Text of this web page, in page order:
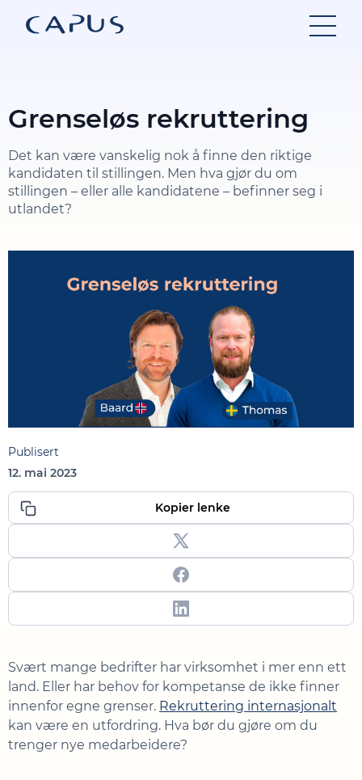
innhold
Grenseløs rekruttering
Det kan være vanskelig nok å finne den riktige
kandidaten til stillingen. Men hva gjør du om
stillingen – eller alle kandidatene – befinner seg i
utlandet?
Publisert
12. mai 2023
Kopier lenke
Svært mange bedrifter har virksomhet i mer enn ett
land. Eller har behov for kompetanse de ikke finner
innenfor egne grenser. Rekruttering internasjonalt
kan være en utfordring. Hva bør du gjøre om du
trenger nye medarbeidere?